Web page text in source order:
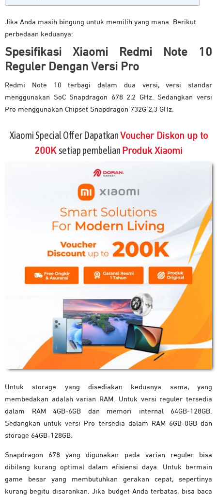
Jika Anda masih bingung untuk memilih yang mana. Berikut
perbedaan keduanya:
Spesifikasi Xiaomi Redmi Note 10
Reguler Dengan Versi Pro
Redmi Note 10 terbagi dalam dua versi, versi standar
menggunakan SoC Snapdragon 678 2,2 GHz. Sedangkan versi
Pro menggunakan Chipset Snapdragon 732G 2,3 GHz.
Xiaomi Special Offer Dapatkan Voucher Diskon up to
200K setiap pembelian Produk Xiaomi
Untuk storage yang disediakan keduanya sama, yang
membedakan adalah varian RAM. Untuk versi reguler tersedia
dalam RAM 4GB-6GB dan memori internal 64GB-128GB.
Sedangkan untuk versi Pro tersedia dalam RAM 6GB-8GB dan
storage 64GB-128GB.
Snapdragon 678 yang digunakan pada varian reguler bisa
dibilang kurang optimal dalam efisiensi daya. Untuk bermain
game besar yang membutuhkan gerakan cepat, sepertinya
kurang begitu disarankan. Jika budget Anda terbatas, bisa baca